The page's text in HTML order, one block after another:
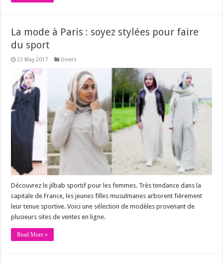
La mode à Paris : soyez stylées pour faire
du sport
23 May 2017 Divers
Découvrez le jilbab sportif pour les femmes. Très tendance dans la
capitale de France, les jeunes filles musulmanes arborent fièrement
leur tenue sportive. Voici une sélection de modèles provenant de
plusieurs sites de ventes en ligne.
Read More »